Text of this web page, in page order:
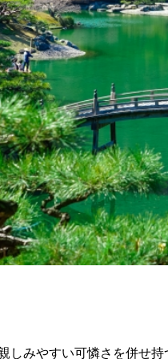
しみやすい可憐さを併せ持